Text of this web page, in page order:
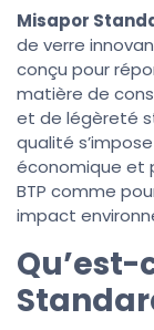
Misapor
de verre
conçu pour
matière de
et de légèreté
qualité
économique et
BTP comme
impact